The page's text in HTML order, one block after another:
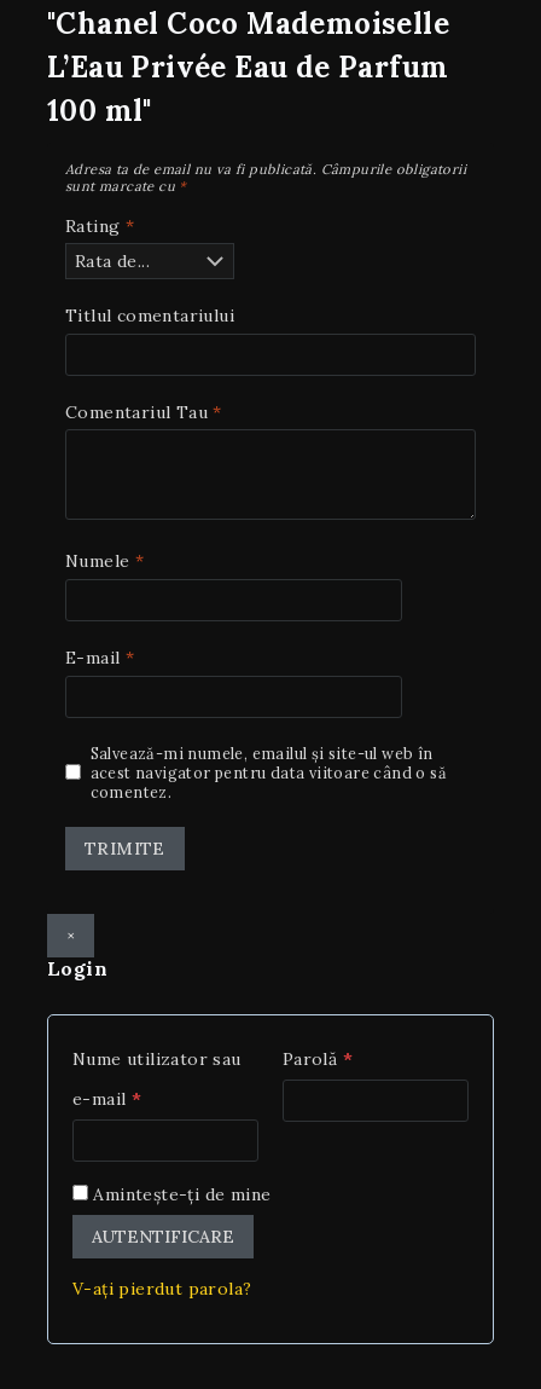
"Chanel Coco Mademoiselle
L’Eau Privée Eau de Parfum
100 ml"
Adresa ta de email nu va fi publicată. Câmpurile obligatorii
sunt marcate cu *
Rating *
Titlul comentariului
Comentariul Tau*
Numele *
E-mail *
Salvează-mi numele, emailul și site-ul web în
acest navigator pentru data viitoare când o să
comentez.
×
Login
Nume utilizator sau
e-mail *
Parolă *
Amintește-ți de mine
AUTENTIFICARE
V-ați pierdut parola?